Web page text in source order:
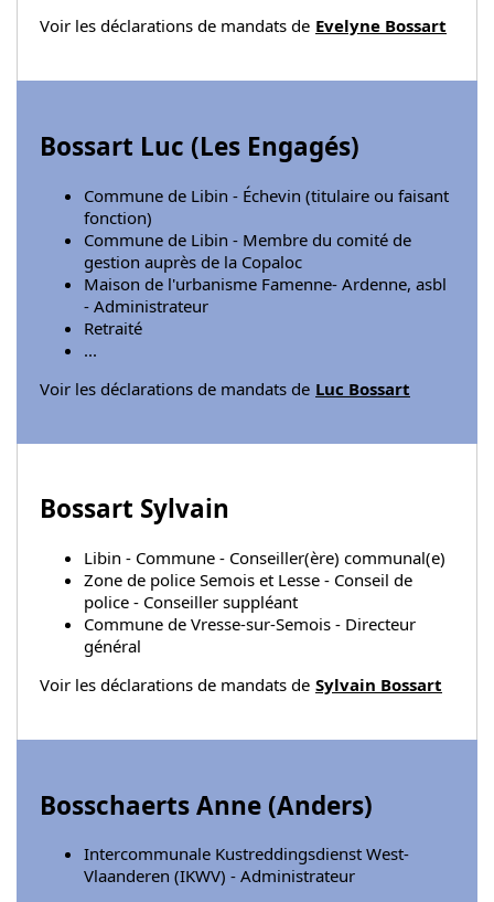
Voir les déclarations de mandats de Evelyne Bossart
Bossart Luc (Les Engagés)
Commune de Libin - Échevin (titulaire ou faisant
fonction)
Commune de Libin - Membre du comité de
gestion auprès de la Copaloc
Maison de l'urbanisme Famenne- Ardenne, asbl
- Administrateur
Retraité
...
Voir les déclarations de mandats de Luc Bossart
Bossart Sylvain
Libin - Commune - Conseiller(ère) communal(e)
Zone de police Semois et Lesse - Conseil de
police - Conseiller suppléant
Commune de Vresse-sur-Semois - Directeur
général
Voir les déclarations de mandats de Sylvain Bossart
Bosschaerts Anne (Anders)
Intercommunale Kustreddingsdienst West-
Vlaanderen (IKWV) - Administrateur